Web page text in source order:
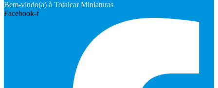
Bem-vindo(a) à Totalcar Miniaturas
Facebook-f